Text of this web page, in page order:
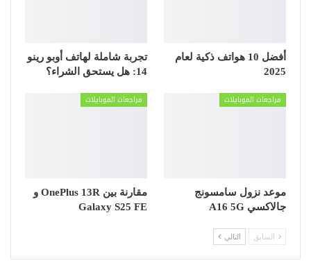
أفضل 10 هواتف ذكية لعام
2025
تجربة شاملة لهاتف أوبو رينو
14: هل يستحق الشراء؟
مراجعات الموبايلات
موعد نزول سامسونج
جالاكسي A16 5G
مراجعات الموبايلات
مقارنة بين OnePlus 13R و
Galaxy S25 FE
السابق التالي